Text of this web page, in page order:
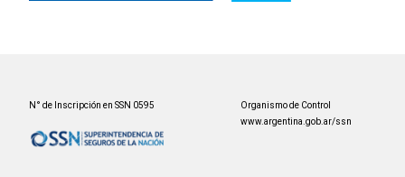
N° de Inscripción en SSN 0595
Organismo de Control
www.argentina.gob.ar/ssn